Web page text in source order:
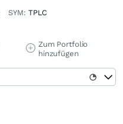
SYM: TPLC
Zum Portfolio
hinzufügen